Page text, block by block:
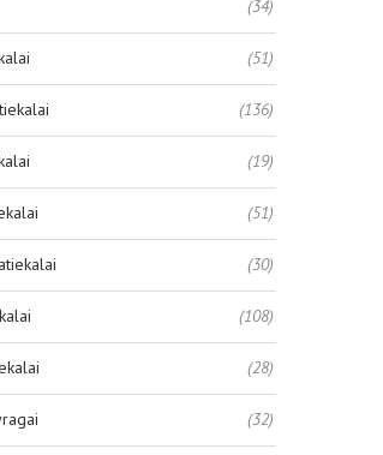
(34)
(51)
(136)
(19)
(51)
(30)
(108)
(28)
(32)